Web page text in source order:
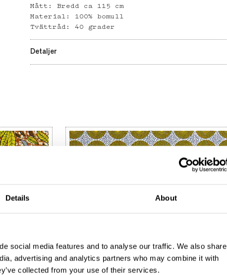
Details About
social media features and to analyse our traffic. We also share
advertising and analytics partners who may combine it with
collected from your use of their services.
Mått: Bredd ca 115 cm
Material: 100% bomull
Tvättråd: 40 grader
Detaljer